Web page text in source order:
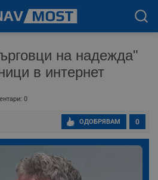
на надежда"
в интернет
0
0
ОДОБРЯВАМ